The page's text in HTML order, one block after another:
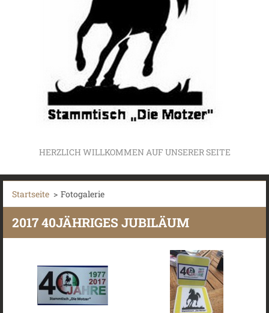
HERZLICH WILLKOMMEN AUF UNSERER SEITE
Startseite > Fotogalerie
2017 40JÄHRIGES JUBILÄUM